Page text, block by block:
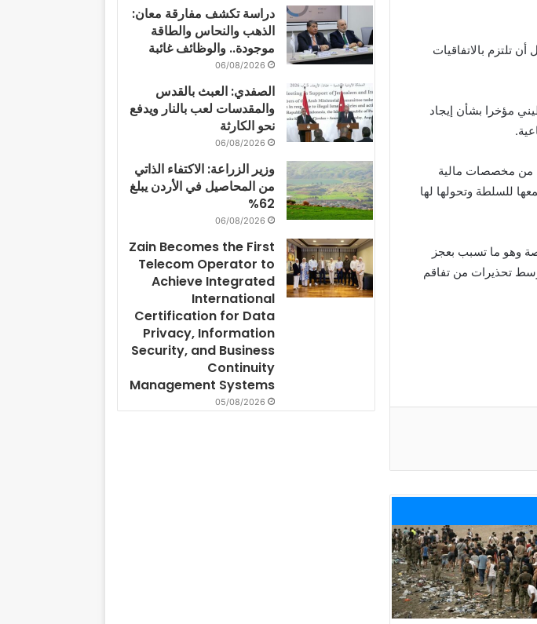
تلتزم بالاتفاقيات
مؤخرا بشأن إيجاد
من مخصصات مالية
للسلطة وتحولها لها
وهو ما تسبب بعجز
رواتب موظفيها الحكوميين بقيمة 50 إلى 60 بالمئة وسط تحذيرات من تفاقم
دراسة تكشف مفارقة معان:
الذهب والنحاس والطاقة
موجودة.. والوظائف غائبة
06/08/2026
الصفدي: العبث بالقدس
والمقدسات لعب بالنار ويدفع
نحو الكارثة
06/08/2026
وزير الزراعة: الاكتفاء الذاتي
من المحاصيل في الأردن يبلغ
62%
06/08/2026
Zain Becomes the First
Telecom Operator to
Achieve Integrated
International
Certification for Data
Privacy, Information
Security, and Business
Continuity
Management Systems
05/08/2026